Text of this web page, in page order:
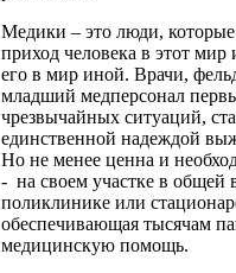
Медики – это люди,
приход человека в этот
его в мир иной. Врачи,
младший медперсонал
чрезвычайных ситуаций,
единственной надеждой
Но не менее ценна и
- на своем участке в общей
поликлинике или
обеспечивающая тысячам
медицинскую помощь.